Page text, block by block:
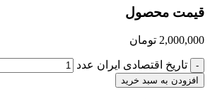
قیمت محصول
2,000,000 تومان
- تاریخ اقتصادی ایران عدد
افزودن به سبد خرید